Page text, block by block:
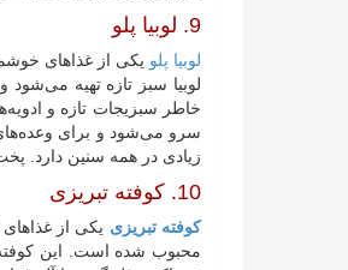
9. لوبیا پلو
لوبیا پلو یکی از غذاهای
لوبیا سبز تازه تهیه
خاطر سبزیجات تازه و
سرو می‌شود و برای
زیادی در همه سنین دارد.
10. کوفته تبریزی
کوفته تبریزی یکی از
محبوب شده است. این